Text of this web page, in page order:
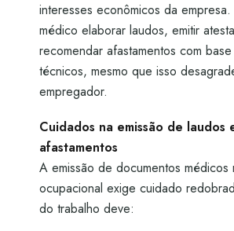
interesses econômicos da
médico elaborar laudos, emitir
recomendar afastamentos com
técnicos, mesmo que isso
empregador.
Cuidados na emissão de laudos
afastamentos
A emissão de documentos médicos
ocupacional exige cuidado
do trabalho deve: